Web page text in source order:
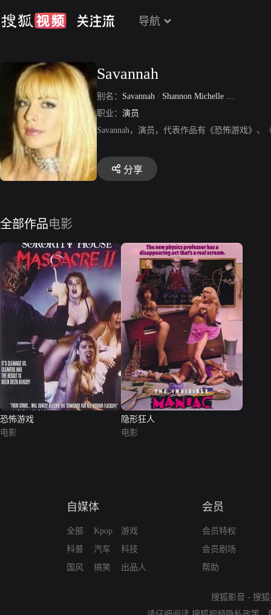
导航
Savannah
别名： Savannah / Shannon Michelle Wilsey
职业： 演员
Savannah，演员，代表作品有《恐怖游戏》、
分享
全部作品电影
恐怖游戏
电影
隐形狂人
电影
自媒体
全部
科普
国风
Kpop
汽车
搞笑
游戏
科技
出品人
会员
会员特权
会员剧场
帮助
搜狐影音 - 搜